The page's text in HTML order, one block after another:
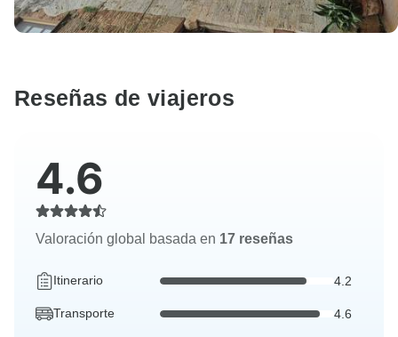
Reseñas de viajeros
4.6
Valoración global basada en 17 reseñas
Itinerario 4.2
Transporte 4.6